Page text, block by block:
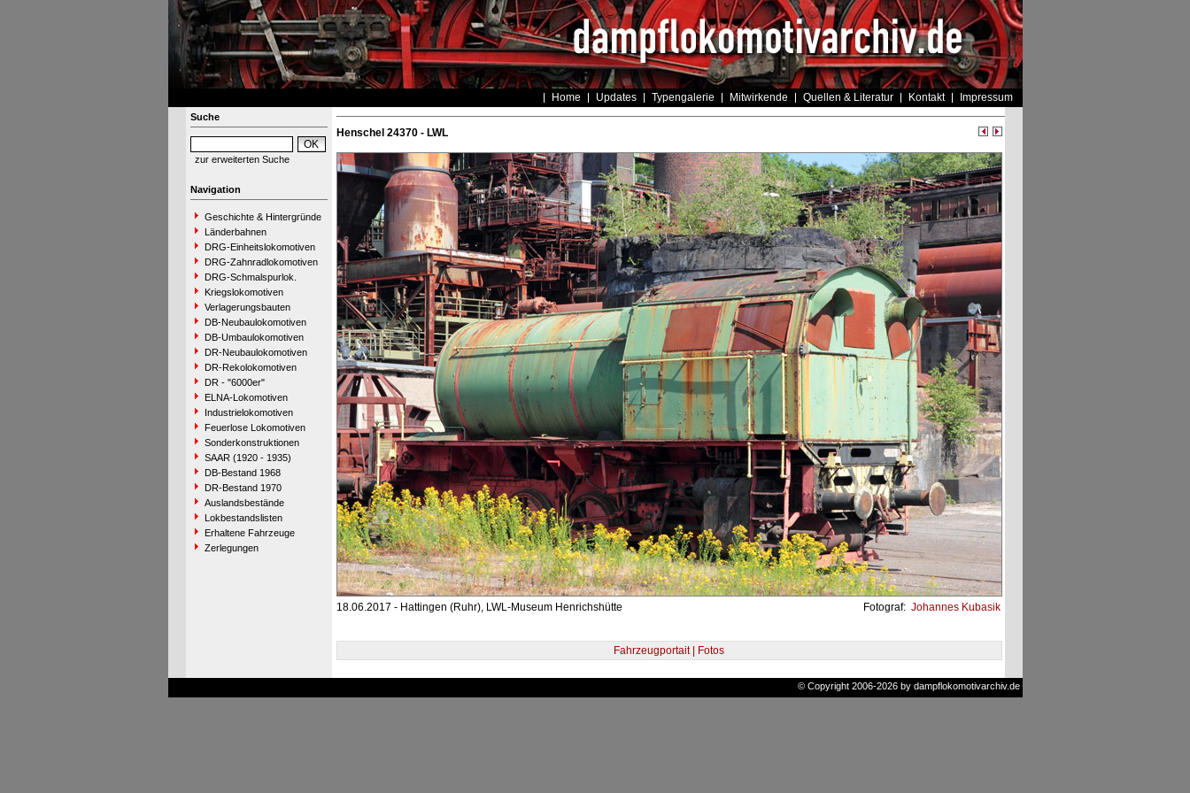
Home Updates Typengalerie Mitwirkende Quellen & Literatur Kontakt Impressum
Suche
zur erweiterten Suche
Navigation
Geschichte & Hintergründe
Länderbahnen
DRG-Einheitslokomotiven
DRG-Zahnradlokomotiven
DRG-Schmalspurlok.
Kriegslokomotiven
Verlagerungsbauten
DB-Neubaulokomotiven
DB-Umbaulokomotiven
DR-Neubaulokomotiven
DR-Rekolokomotiven
DR - "6000er"
ELNA-Lokomotiven
Industrielokomotiven
Feuerlose Lokomotiven
Sonderkonstruktionen
SAAR (1920 - 1935)
DB-Bestand 1968
DR-Bestand 1970
Auslandsbestände
Lokbestandslisten
Erhaltene Fahrzeuge
Zerlegungen
Henschel 24370 - LWL
18.06.2017 - Hattingen (Ruhr), LWL-Museum Henrichshütte Fotograf: Johannes Kubasik
Fahrzeugportait | Fotos
© Copyright 2006-2026 by dampflokomotivarchiv.de